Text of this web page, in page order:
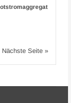
Nächste Seite »